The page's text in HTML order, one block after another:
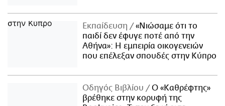
Εκπαίδευση
«Νιώσαμε ότι το
παιδί δεν έφυγε ποτέ από την
Αθήνα»: Η εμπειρία οικογενειών
που επέλεξαν σπουδές στην Κύπρο
Οδηγός Βιβλίου
Ο «Καθρέφτης»
βρέθηκε στην κορυφή της